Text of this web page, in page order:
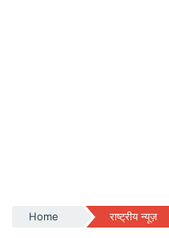
Home राष्ट्रीय न्यूज़